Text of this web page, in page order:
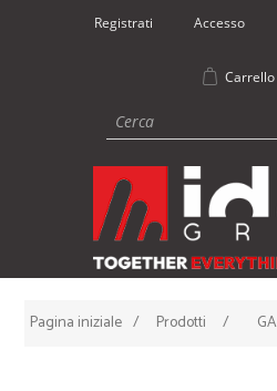
Registrati Accesso
Carrello
Pagina iniziale / Prodotti /